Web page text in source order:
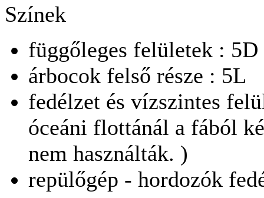
Színek
függőleges felületek : 5D
árbocok felső része : 5L
fedélzet és vízszintes
óceáni flottánál a fából
nem használták. )
repülőgép - hordozók